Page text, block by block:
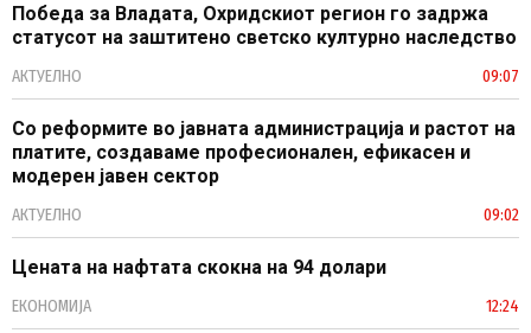
Победа за Владата, Охридскиот регион го задржа
статусот на заштитено светско културно наследство
АКТУЕЛНО 09:07
Со реформите во јавната администрација и растот на
платите, создаваме професионален, ефикасен и
модерен јавен сектор
АКТУЕЛНО 09:02
Цената на нафтата скокна на 94 долари
ЕКОНОМИЈА 12:24